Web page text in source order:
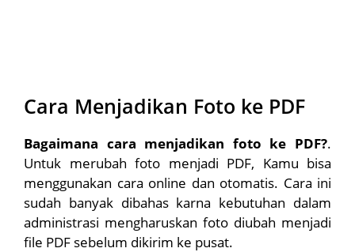
Cara Menjadikan Foto ke PDF
Bagaimana cara menjadikan foto ke PDF?.
Untuk merubah foto menjadi PDF, Kamu bisa
menggunakan cara online dan otomatis. Cara ini
sudah banyak dibahas karna kebutuhan dalam
administrasi mengharuskan foto diubah menjadi
file PDF sebelum dikirim ke pusat.